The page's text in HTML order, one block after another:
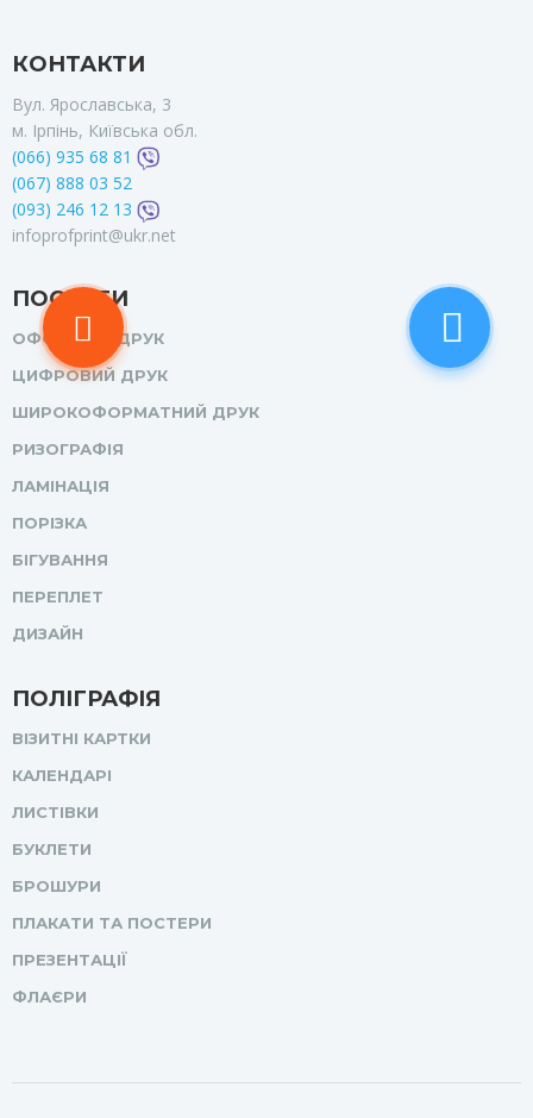
КОНТАКТИ
Вул. Ярославська, 3
м. Ірпінь, Київська обл.
(066) 935 68 81
(067) 888 03 52
(093) 246 12 13
infoprofprint@ukr.net
ПОСЛУГИ
ОФСЕТНИЙ ДРУК
ЦИФРОВИЙ ДРУК
ШИРОКОФОРМАТНИЙ ДРУК
РИЗОГРАФІЯ
ЛАМІНАЦІЯ
ПОРІЗКА
БІГУВАННЯ
ПЕРЕПЛЕТ
ДИЗАЙН
ПОЛІГРАФІЯ
ВІЗИТНІ КАРТКИ
КАЛЕНДАРІ
ЛИСТІВКИ
БУКЛЕТИ
БРОШУРИ
ПЛАКАТИ ТА ПОСТЕРИ
ПРЕЗЕНТАЦІЇ
ФЛАЄРИ